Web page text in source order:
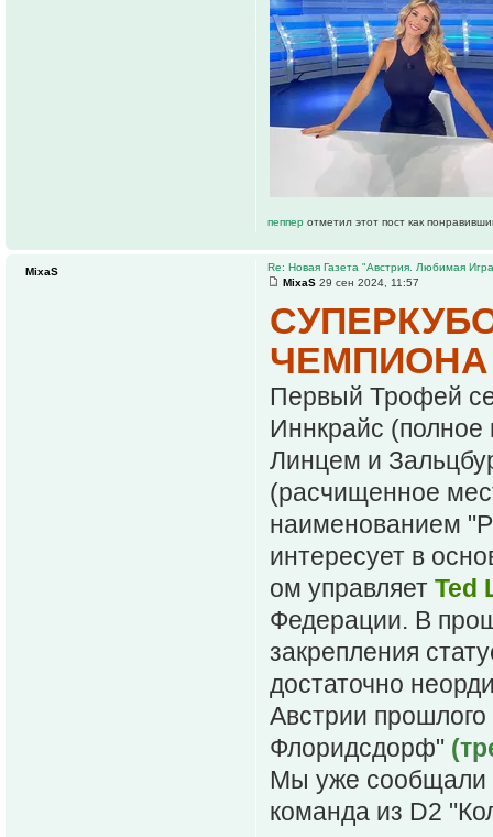
пеппер отметил этот пост как
Re: Новая Газета "Австрия. Любимая
MixaS 29 сен 2024, 11:57
ЧЕМПИОНА
Первый Трофей
Иннкрайс (полное
Линцем и
(расчищенное
наименованием
интересует в
ом управляет Ted
Федерации. В
закрепления
достаточно
Австрии
Флоридсдорф"
Мы уже сообщали
команда из D2
MixaS